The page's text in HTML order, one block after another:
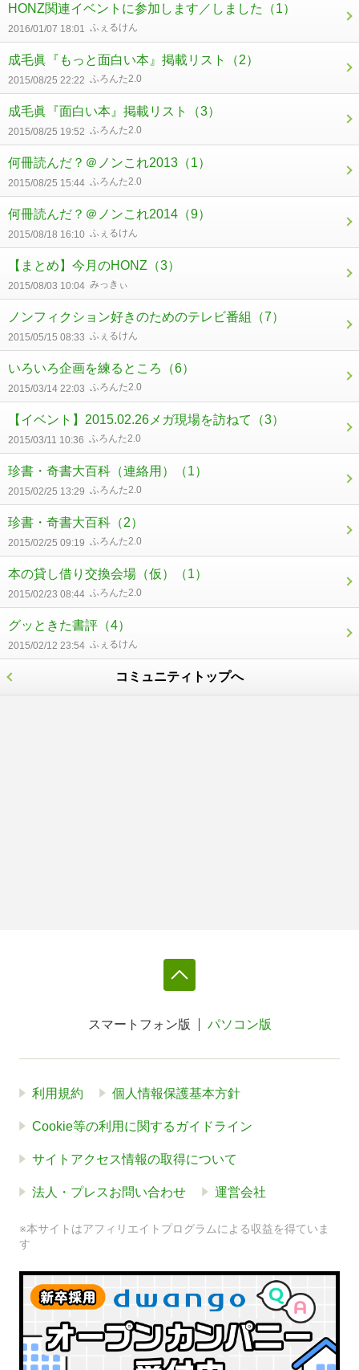
HONZ関連イベントに参加します／しました （1）
2016/01/07 18:01 ふぇるけん
成毛眞『もっと面白い本』掲載リスト （2）
2015/08/25 22:22 ふろんた2.0
成毛眞『面白い本』掲載リスト （3）
2015/08/25 19:52 ふろんた2.0
何冊読んだ？＠ノンこれ2013 （1）
2015/08/25 15:44 ふろんた2.0
何冊読んだ？＠ノンこれ2014 （9）
2015/08/18 16:10 ふぇるけん
【まとめ】今月のHONZ （3）
2015/08/03 10:04 みっきぃ
ノンフィクション好きのためのテレビ番組 （7）
2015/05/15 08:33 ふぇるけん
いろいろ企画を練るところ （6）
2015/03/14 22:03 ふろんた2.0
【イベント】2015.02.26メガ現場を訪ねて （3）
2015/03/11 10:36 ふろんた2.0
珍書・奇書大百科（連絡用） （1）
2015/02/25 13:29 ふろんた2.0
珍書・奇書大百科 （2）
2015/02/25 09:19 ふろんた2.0
本の貸し借り交換会場（仮） （1）
2015/02/23 08:44 ふろんた2.0
グッときた書評 （4）
2015/02/12 23:54 ふぇるけん
コミュニティトップへ
スマートフォン版 パソコン版
利用規約 個人情報保護基本方針
Cookie等の利用に関するガイドライン
サイトアクセス情報の取得について
法人・プレスお問い合わせ 運営会社
※本サイトはアフィリエイトプログラムによる収益を得ていま
す